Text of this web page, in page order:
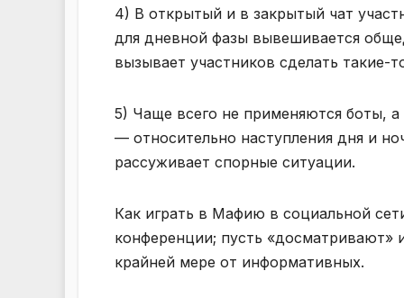
4) В открытый и в закрытый чат
для дневной фазы вывешивается
вызывает участников сделать такие-
5) Чаще всего не применяются боты,
— относительно наступления дня и
рассуживает спорные ситуации.
Как играть в Мафию в социальной
конференции; пусть «досматривают»
крайней мере от информативных.